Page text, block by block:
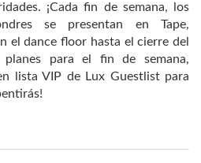
¡Cada fin de semana, los
se presentan en Tape,
el dance floor hasta el cierre del
para el fin de semana,
lista VIP de Lux Guestlist para